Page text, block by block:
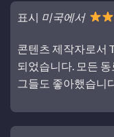
표시 미국에서
콘텐츠 제작자로서
되었습니다. 모든
그들도 좋아했습니